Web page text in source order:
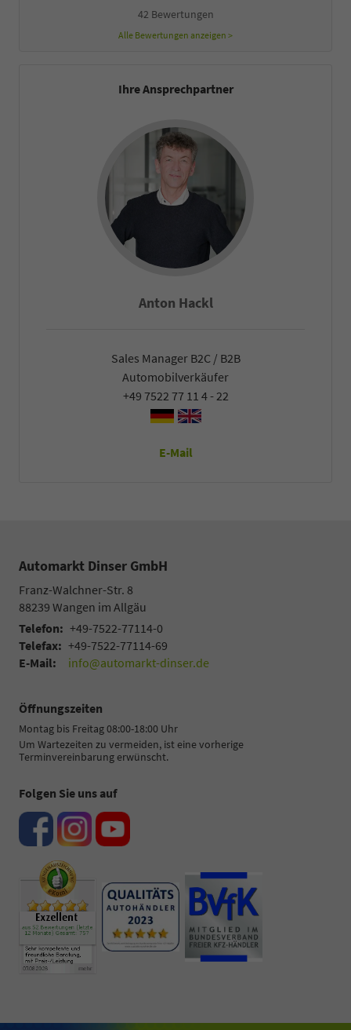
42 Bewertungen
Alle Bewertungen anzeigen >
Ihre Ansprechpartner
Falco Heck
Sales Manager B2C / B2B
Automobilverkäufer
+49 7522 77 11 4 - 22
E-Mail
Automarkt Dinser GmbH
Franz-Walchner-Str. 8
88239 Wangen im Allgäu
Telefon: +49-7522-77114-0
Telefax: +49-7522-77114-69
E-Mail:
info@automarkt-dinser.de
Öffnungszeiten
Montag bis Freitag 08:00-18:00 Uhr
Um Wartezeiten zu vermeiden, ist eine vorherige
Terminvereinbarung erwünscht.
Folgen Sie uns auf